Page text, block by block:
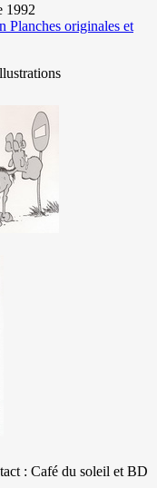
1992
Planches originales et
: Café du soleil et BD